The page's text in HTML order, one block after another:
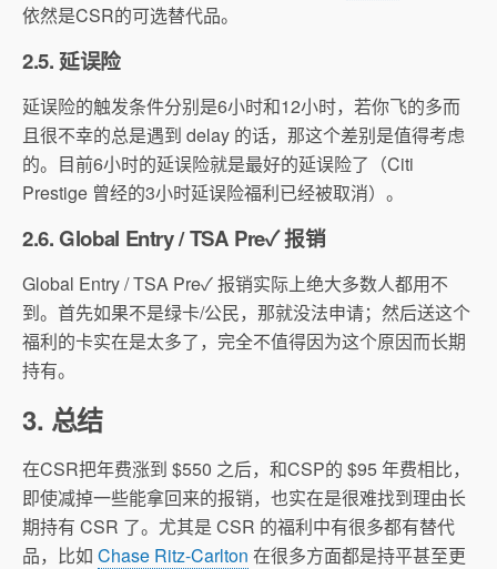
依然是CSR的可选替代品。
2.5. 延误险
延误险的触发条件分别是6小时和12小时，若你飞的多而
且很不幸的总是遇到 delay 的话，那这个差别是值得考虑
的。目前6小时的延误险就是最好的延误险了（Citi
Prestige 曾经的3小时延误险福利已经被取消）。
2.6. Global Entry / TSA Pre✓ 报销
Global Entry / TSA Pre✓ 报销实际上绝大多数人都用不
到。首先如果不是绿卡/公民，那就没法申请；然后送这个
福利的卡实在是太多了，完全不值得因为这个原因而长期
持有。
3. 总结
在CSR把年费涨到 $550 之后，和CSP的 $95 年费相比，
即使减掉一些能拿回来的报销，也实在是很难找到理由长
期持有 CSR 了。尤其是 CSR 的福利中有很多都有替代
品，比如 Chase Ritz-Carlton 在很多方面都是持平甚至更